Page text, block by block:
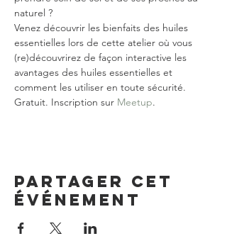
naturel ?
Venez découvrir les bienfaits des huiles
essentielles lors de cette atelier où vous
(re)découvrirez de façon interactive les
avantages des huiles essentielles et
comment les utiliser en toute sécurité.
Gratuit. Inscription sur Meetup.
Partager cet
événement